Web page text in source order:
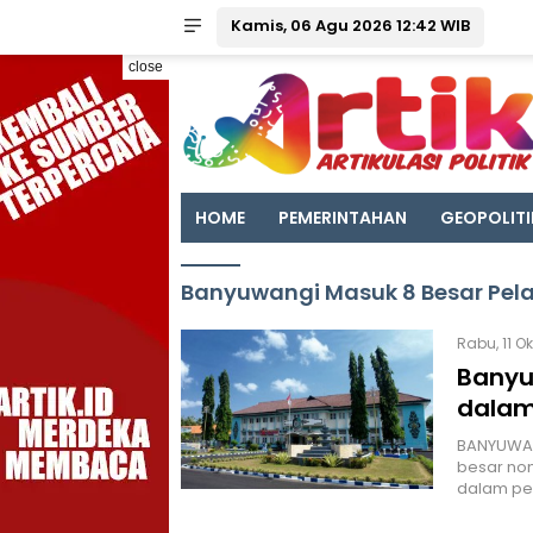
Kamis, 06 Agu 2026 12:42 WIB
close
HOME PEMERINTAHAN
Banyuwangi Masuk 8 Besar
Rabu, 11
besar
dalam